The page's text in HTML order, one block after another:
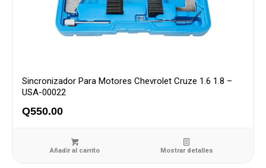
Sincronizador Para Motores Chevrolet Cruze 1.6 1.8 –
USA-00022
Q550.00
Añadir al carrito Mostrar detalles